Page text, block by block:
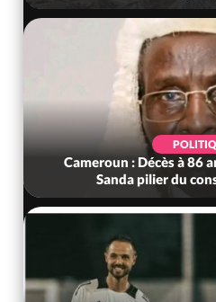
Cameroun : Décès à 86
Sanda pilier du